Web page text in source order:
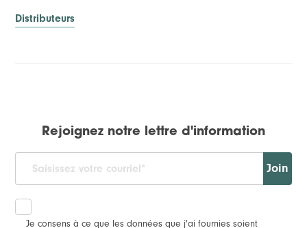
Distributeurs
Rejoignez notre lettre d'information
Join
Je consens à ce que les données que j'ai fournies soient